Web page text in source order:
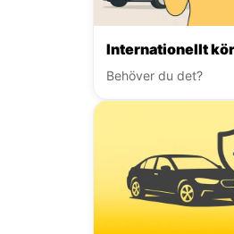
Internationellt
Behöver du det?